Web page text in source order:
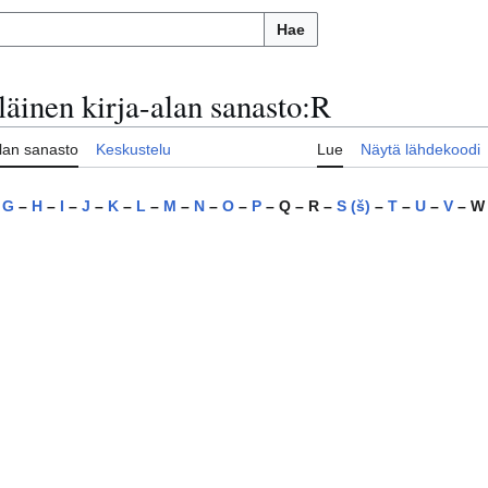
Hae
kirja-alan sanasto:R
sanasto Keskustelu Lue Näytä lähdekoodi
G – H – I – J – K – L – M – N – O – P – Q – R – S (š) – T – U – V – W